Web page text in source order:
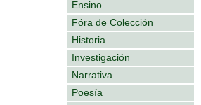
Ensino
Fóra de Colección
Historia
Investigación
Narrativa
Poesía